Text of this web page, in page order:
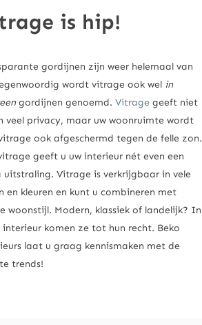
is hip!
gordijnen zijn weer helemaal van
wordt vitrage ook wel in
gordijnen genoemd.Vitrage geeft niet
veel privacy, maar uw woonruimte wordt
ook afgeschermd tegen de felle zon.
geeft u uw interieur nét even een
uitstraling. Vitrage is verkrijgbaar in vele
en kleuren en kunt u combineren met
woonstijl. Modern, klassiek of landelijk? In
interieur komen ze tot hun recht. Beko
laat u graag kennismaken met de
trends!